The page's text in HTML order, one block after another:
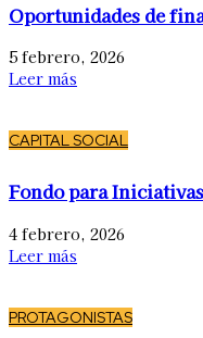
Oportunidades de
5 febrero, 2026
Leer más
CAPITAL SOCIAL
Fondo para
4 febrero, 2026
Leer más
PROTAGONISTAS